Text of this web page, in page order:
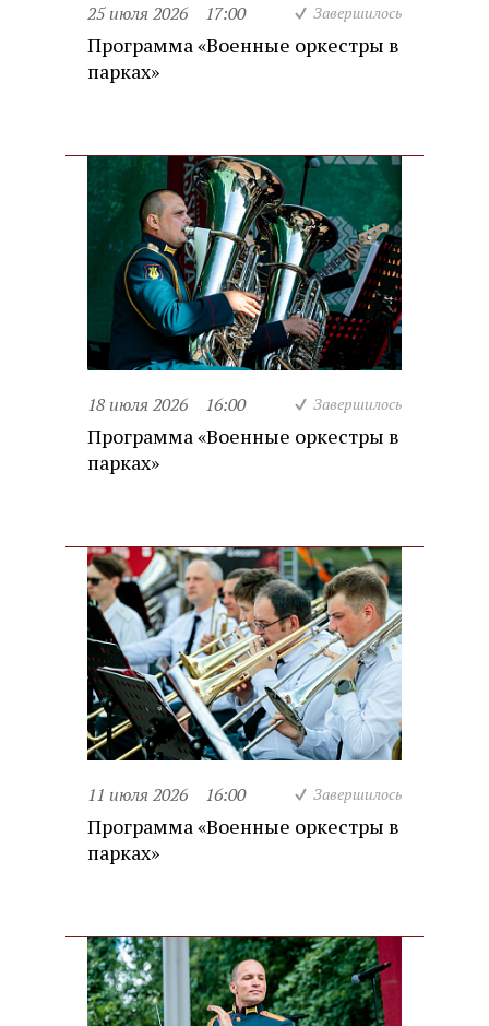
25 июля 2026 17:00 Завершилось
Программа «Военные оркестры в
парках»
18 июля 2026 16:00 Завершилось
Программа «Военные оркестры в
парках»
11 июля 2026 16:00 Завершилось
Программа «Военные оркестры в
парках»